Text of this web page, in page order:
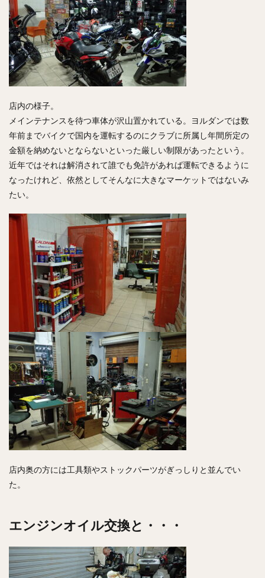
店内の様子。
メインテナンスを待つ車体が沢山置かれている。ヨルダンでは数
年前までバイクで国内を運転するのにクラブに所属し年間所定の
金額を納めないとならないといった厳しい制限があったという。
近年ではそれは解消されて誰でも免許があれば運転できるように
なったけれど、依然としてそんなに大きなマーケットではないみ
たい。
店内奥の方には工具類やストックパーツがぎっしりと並んでい
た。
エンジンオイル交換と・・・